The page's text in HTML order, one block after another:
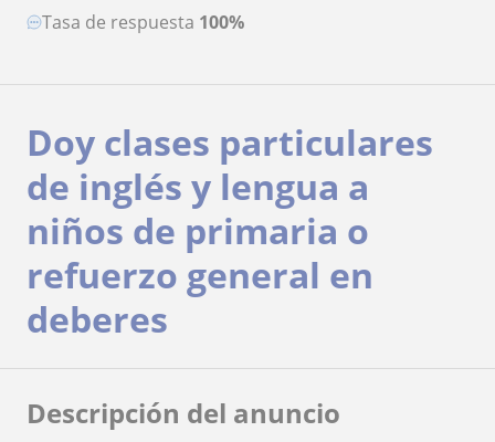
Tasa de respuesta 100%
Doy clases particulares
de inglés y lengua a
niños de primaria o
refuerzo general en
deberes
Descripción del anuncio